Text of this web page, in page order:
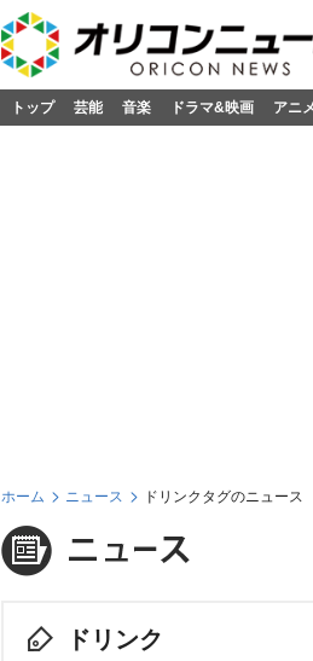
トップ 芸能 音楽 ドラマ&映画 アニ
ホーム ニュース ドリンクタグのニュース
ドリンク